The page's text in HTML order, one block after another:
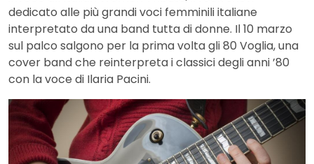
dedicato alle più grandi voci femminili italiane
interpretato da una band tutta di donne. Il 10 marzo
sul palco salgono per la prima volta gli 80 Voglia, una
cover band che reinterpreta i classici degli anni ’80
con la voce di Ilaria Pacini.